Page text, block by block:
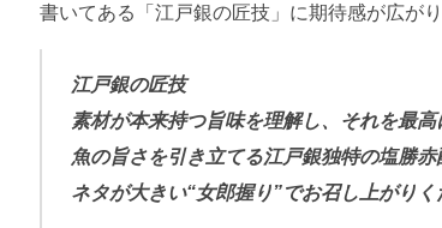
書いてある「江戸銀の匠技」に期待感が広がり
江戸銀の匠技
素材が本来持つ旨味を理解し、それを最
魚の旨さを引き立てる江戸銀独特の塩勝赤
ネタが大きい“女郎握り”でお召し上がりく